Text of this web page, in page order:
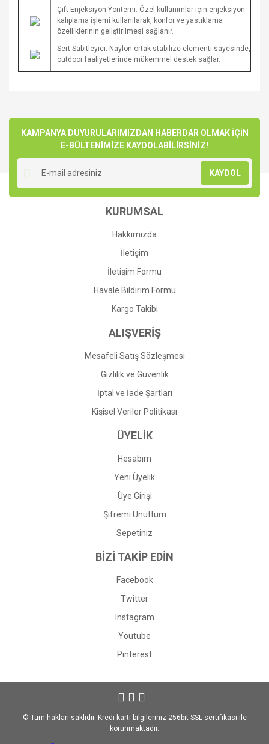
Çift Enjeksiyon Yöntemi: Özel kullanımlar için enjeksiyon
kalıplama işlemi kullanılarak, konfor ve yastıklama
özelliklerinin geliştirilmesi sağlanır.
Sert Sabitleyici: Naylon ortak stabilize elementi sayesinde,
outdoor faaliyetlerinde mükemmel destek sağlar.
Yorum Yaz
kullanarak tarafımıza iletebilirsiniz.
Görüş ve önerileriniz için teşekkür ederiz.
Ürün resmi kalitesiz, bozuk veya görüntülenemiyor.
Ürün açıklamasında eksik bilgiler bulunuyor.
Ürün bilgilerinde hatalar bulunuyor.
Ürün fiyatı diğer sitelerden daha pahalı.
Gönder
KAMPANYA DUYURULARIMIZDAN HABERDAR OLMAK İÇİN
E-BÜLTENİMİZE KAYDOLABİLİRSİNİZ!
KAYDOL
KURUMSAL
Hakkımızda
İletişim
İletişim Formu
Havale Bildirim Formu
Kargo Takibi
ALIŞVERİŞ
Mesafeli Satış Sözleşmesi
Gizlilik ve Güvenlik
İptal ve İade Şartları
Kişisel Veriler Politikası
ÜYELİK
Hesabım
Yeni Üyelik
Üye Girişi
Şifremi Unuttum
Sepetiniz
BİZİ TAKİP EDİN
Facebook
Twitter
Instagram
Youtube
Pinterest
© Tüm hakları saklıdır. Kredi kartı bilgileriniz 256bit SSL sertifikası ile
korunmaktadır.